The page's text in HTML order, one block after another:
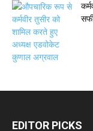
EDITOR PICKS